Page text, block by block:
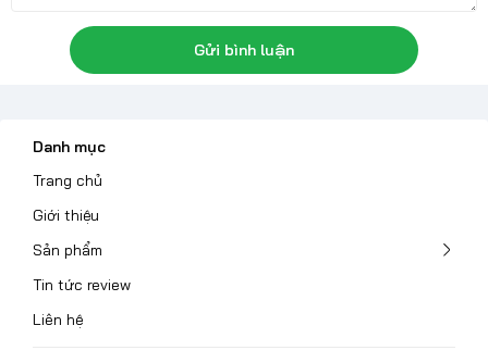
Gửi bình luận
Danh mục
Trang chủ
Giới thiệu
Sản phẩm
Tin tức review
Liên hệ